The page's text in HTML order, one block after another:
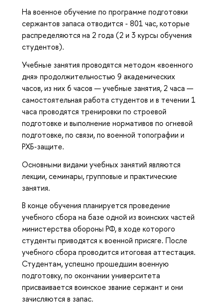
На военное обучение по программе подготовки
сержантов запаса отводится - 801 час, которые
распределяются на 2 года (2 и 3 курсы обучения
студентов).
Учебные занятия проводятся методом «военного
дня» продолжительностью 9 академических
часов, из них 6 часов — учебные занятия, 2 часа —
самостоятельная работа студентов и в течении 1
часа проводятся тренировки по строевой
подготовке и выполнение нормативов по огневой
подготовке, по связи, по военной топографии и
РХБ-защите.
Основными видами учебных занятий являются
лекции, семинары, групповые и практические
занятия.
В конце обучения планируется проведение
учебного сбора на базе одной из воинских частей
министерства обороны РФ, в ходе которого
студенты приводятся к военной присяге. После
учебного сбора проводится итоговая аттестация.
Студентам, успешно прошедшим военную
подготовку, по окончании университета
присваивается воинское звание сержант и они
зачисляются в запас.